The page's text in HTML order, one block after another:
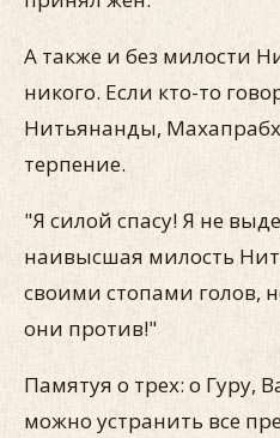
А также и без милости
никого. Если кто-то
Нитьянанды,
терпение.
"Я силой спасу! Я не
наивысшая милость
своими стопами голов,
они против!"
Памятуя о трех: о Гуру,
можно устранить все